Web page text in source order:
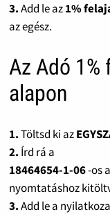
3.Add le az1%
az egész.
Az Adó
alapon
1.Töltsd ki az
2. Írd rá a
18464654-1-06-os
nyomtatáshoz
3.Add le a